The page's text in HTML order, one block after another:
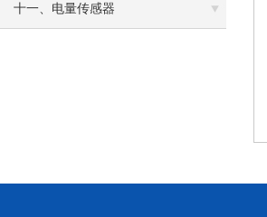
十一、电量传感器